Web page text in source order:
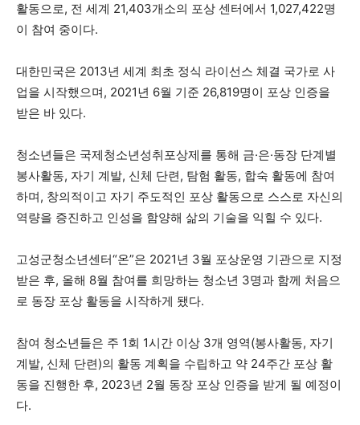
활동으로, 전 세계 21,403개소의 포상 센터에서 1,027,422명
이 참여 중이다.
대한민국은 2013년 세계 최초 정식 라이선스 체결 국가로 사
업을 시작했으며, 2021년 6월 기준 26,819명이 포상 인증을
받은 바 있다.
청소년들은 국제청소년성취포상제를 통해 금·은·동장 단계별
봉사활동, 자기 계발, 신체 단련, 탐험 활동, 합숙 활동에 참여
하며, 창의적이고 자기 주도적인 포상 활동으로 스스로 자신의
역량을 증진하고 인성을 함양해 삶의 기술을 익힐 수 있다.
고성군청소년센터“온”은 2021년 3월 포상운영 기관으로 지정
받은 후, 올해 8월 참여를 희망하는 청소년 3명과 함께 처음으
로 동장 포상 활동을 시작하게 됐다.
참여 청소년들은 주 1회 1시간 이상 3개 영역(봉사활동, 자기
계발, 신체 단련)의 활동 계획을 수립하고 약 24주간 포상 활
동을 진행한 후, 2023년 2월 동장 포상 인증을 받게 될 예정이
다.